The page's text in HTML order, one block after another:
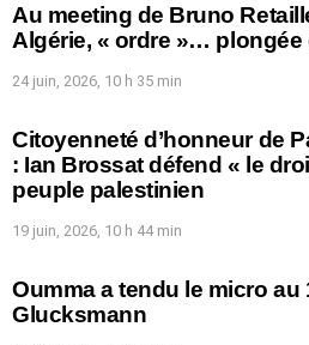
Au meeting de Bruno
Algérie, « ordre »…
24 juin, 2026, 10 h 35 min
Citoyenneté d’honneur de
: Ian Brossat défend « le
peuple palestinien
19 juin, 2026, 10 h 44 min
Oumma a tendu le micro au
Glucksmann